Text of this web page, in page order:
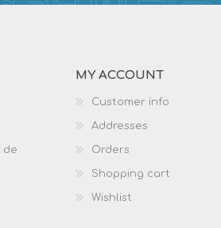
de
MY ACCOUNT
Customer info
Addresses
Orders
Shopping cart
Wishlist